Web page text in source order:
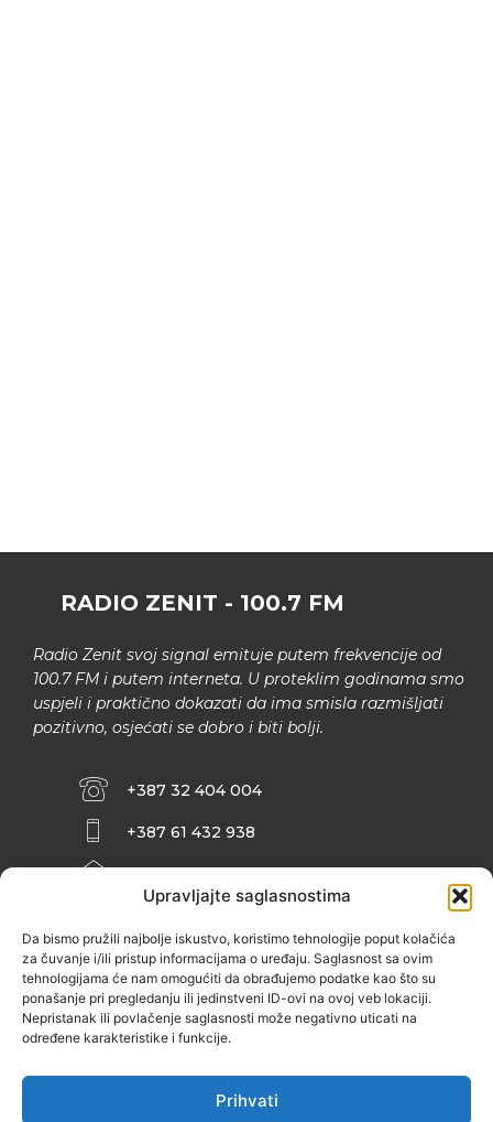
Upravljajte saglasnostima
Da bismo pružili najbolje iskustvo, koristimo tehnologije poput kolačića
za čuvanje i/ili pristup informacijama o uređaju. Saglasnost sa ovim
tehnologijama će nam omogućiti da obrađujemo podatke kao što su
ponašanje pri pregledanju ili jedinstveni ID-ovi na ovoj veb lokaciji.
Nepristanak ili povlačenje saglasnosti može negativno uticati na
određene karakteristike i funkcije.
Prihvati
RADIO ZENIT - 100.7 FM
Radio Zenit svoj signal emituje putem frekvencije od
100.7 FM i putem interneta. U proteklim godinama smo
uspjeli i praktično dokazati da ima smisla razmišljati
pozitivno, osjećati se dobro i biti bolji.
+387 32 404 004
+387 61 432 938
ZENIČANKA, 3. SPRAT), 72000 ZENICA